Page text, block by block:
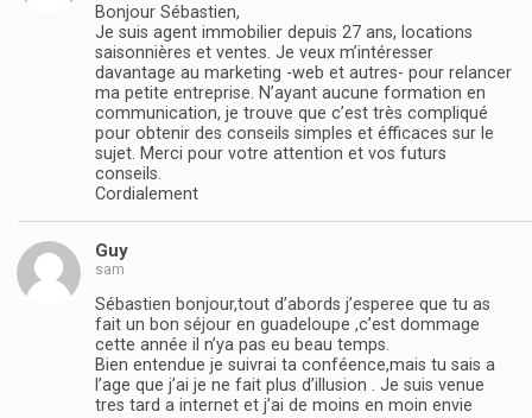
Bonjour Sébastien,
Je suis agent immobilier depuis 27 ans, locations
saisonnières et ventes. Je veux m’intéresser
davantage au marketing -web et autres- pour relancer
ma petite entreprise. N’ayant aucune formation en
communication, je trouve que c’est très compliqué
pour obtenir des conseils simples et éfficaces sur le
sujet. Merci pour votre attention et vos futurs
conseils.
Cordialement
Guy
sam
Sébastien bonjour,tout d’abords j’esperee que tu as
fait un bon séjour en guadeloupe ,c’est dommage
cette année il n’ya pas eu beau temps.
Bien entendue je suivrai ta conféence,mais tu sais a
l’age que j’ai je ne fait plus d’illusion . Je suis venue
tres tard a internet et j’ai de moins en moin envie